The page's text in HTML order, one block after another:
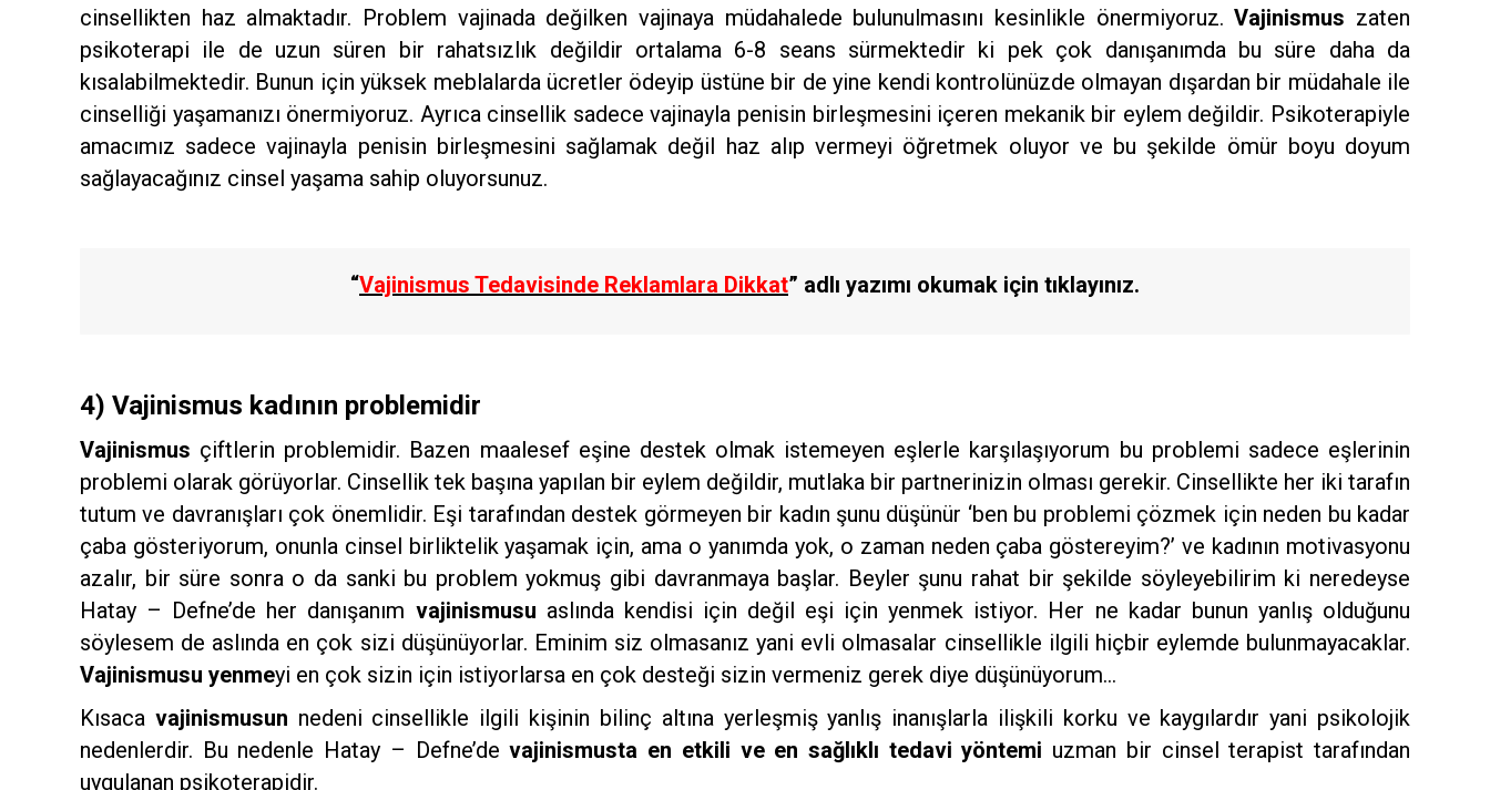
cinsellikten haz almaktadır. Problem vajinada değilken vajinaya müdahalede bulunulmasını kesinlikle önermiyoruz.Vajinismus zaten
psikoterapi ile de uzun süren bir rahatsızlık değildir ortalama 6-8 seans sürmektedir ki pek çok danışanımda bu süre daha da
kısalabilmektedir. Bunun için yüksek meblalarda ücretler ödeyip üstüne bir de yine kendi kontrolünüzde olmayan dışardan bir müdahale ile
cinselliği yaşamanızı önermiyoruz. Ayrıca cinsellik sadece vajinayla penisin birleşmesini içeren mekanik bir eylem değildir. Psikoterapiyle
amacımız sadece vajinayla penisin birleşmesini sağlamak değil haz alıp vermeyi öğretmek oluyor ve bu şekilde ömür boyu doyum
sağlayacağınız cinsel yaşama sahip oluyorsunuz.
“Vajinismus Tedavisinde Reklamlara Dikkat” adlı yazımı okumak için tıklayınız.
4) Vajinismus kadının problemidir
Vajinismus çiftlerin problemidir. Bazen maalesef eşine destek olmak istemeyen eşlerle karşılaşıyorum bu problemi sadece eşlerinin
problemi olarak görüyorlar. Cinsellik tek başına yapılan bir eylem değildir, mutlaka bir partnerinizin olması gerekir. Cinsellikte her iki tarafın
tutum ve davranışları çok önemlidir. Eşi tarafından destek görmeyen bir kadın şunu düşünür ‘ben bu problemi çözmek için neden bu kadar
çaba gösteriyorum, onunla cinsel birliktelik yaşamak için, ama o yanımda yok, o zaman neden çaba göstereyim?’ ve kadının motivasyonu
azalır, bir süre sonra o da sanki bu problem yokmuş gibi davranmaya başlar. Beyler şunu rahat bir şekilde söyleyebilirim ki neredeyse
Hatay – Defne’de her danışanım vajinismusu aslında kendisi için değil eşi için yenmek istiyor. Her ne kadar bunun yanlış olduğunu
söylesem de aslında en çok sizi düşünüyorlar. Eminim siz olmasanız yani evli olmasalar cinsellikle ilgili hiçbir eylemde bulunmayacaklar.
Vajinismusu yenmeyi en çok sizin için istiyorlarsa en çok desteği sizin vermeniz gerek diye düşünüyorum…
Kısaca vajinismusun nedeni cinsellikle ilgili kişinin bilinç altına yerleşmiş yanlış inanışlarla ilişkili korku ve kaygılardır yani psikolojik
nedenlerdir. Bu nedenle Hatay – Defne’devajinismusta en etkili ve en sağlıklı tedavi yöntemi uzman bir cinsel terapist tarafından
uygulanan psikoterapidir.